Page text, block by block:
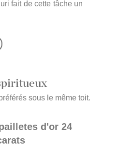
fait de cette tâche un
sous le même toit.
d'or 24